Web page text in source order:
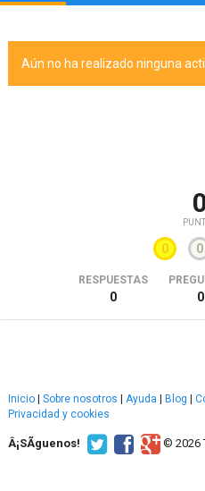
Aún no ha realizado ninguna
0 0
RESPUESTAS
0 0
Inicio Sobre nosotros Ayuda Blog
Privacidad y cookies
Â¡SÃ­guenos! © 2026